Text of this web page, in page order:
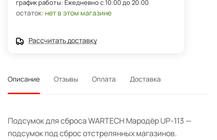
график работы: Ежедневно с 10:00 до 20:00
остаток: нет в этом магазине
Рассчитать доставку
Описание Отзывы Оплата Доставка
Подсумок для сброса WARTECH Мародёр UP-113 —
подсумок под сброс отстрелянных магазинов.